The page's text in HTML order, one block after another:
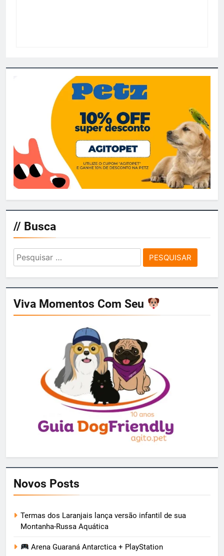
// Busca
Pesquisar
por:
Viva Momentos Com Seu
Novos Posts
Termas dos Laranjais lança versão infantil de sua
Montanha-Russa Aquática
Arena Guaraná Antarctica + PlayStation